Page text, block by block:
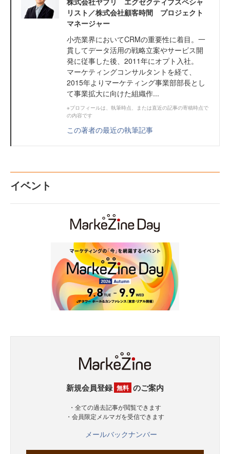
リスト／株式会社顧客時間 プロジェクト
マネージャー
小売業界においてCRMの重要性に着目。一
貫してデータ活用の戦略立案やサービス開
発に従事した後、2011年にオプト入社。
マーケティングコンサルタントを経て、
2015年よりマーケティング事業部部長とし
て事業拡大に向けた組織作...
※プロフィールは、執筆時点、または直近の記事の寄稿時点で
の内容です
この著者の最近の執筆記事
イベント
新規会員登録 無料 のご案内
・全ての過去記事が閲覧できます
・会員限定メルマガを受信できます
メールバックナンバー